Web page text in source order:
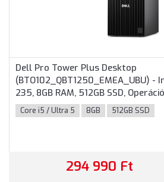
Dell Pro Tower Plus Desktop
(BTO102_QBT1250_EMEA_UBU)
235, 8GB RAM, 512GB SSD,
Torony Házas számítógép 3 év
Core i5 / Ultra 5 8GB 512GB SSD
294 990 Ft